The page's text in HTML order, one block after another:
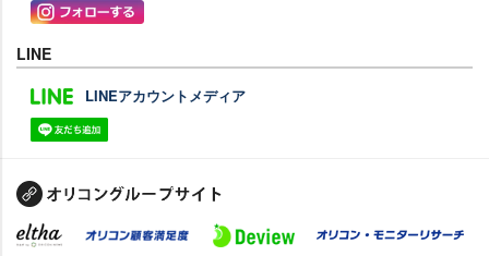
LINE
LINEアカウントメディア